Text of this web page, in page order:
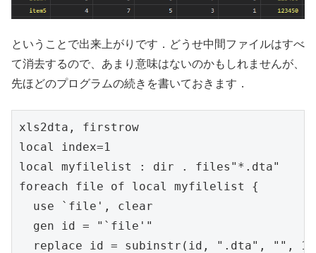
ということで出来上がりです．どうせ中間ファイルはすべ
て消去するので、あまり意味はないのかもしれませんが、
先ほどのプログラムの続きを書いておきます．
xls2dta, firstrow
local index=1
local myfilelist : dir . files"*.dta"
foreach file of local myfilelist {
  use `file', clear
  gen id = "`file'"
  replace id = subinstr(id, ".dta", "", 1)